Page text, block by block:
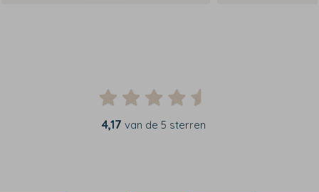
4,17 van de 5 sterren